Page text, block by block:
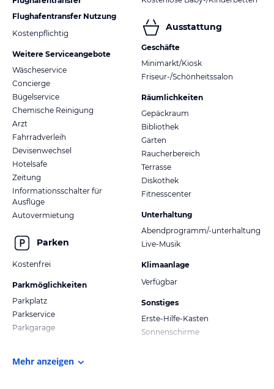
Flughafentransfer Nutzung
Kostenpflichtig
Weitere Serviceangebote
Wäscheservice
Concierge
Bügelservice
Chemische Reinigung
Arzt
Fahrradverleih
Devisenwechsel
Hotelsafe
Zeitung
Informationsschalter für
Ausflüge
Autovermietung
Parken
Kostenfrei
Parkmöglichkeiten
Parkplatz
Parkservice
Parkgarage
Ausstattung
Geschäfte
Minimarkt/Kiosk
Friseur-/Schönheitssalon
Räumlichkeiten
Gepäckraum
Bibliothek
Garten
Raucherbereich
Terrasse
Diskothek
Fitnesscenter
Unterhaltung
Abendprogramm/-unterhaltung
Live-Musik
Klimaanlage
Verfügbar
Sonstiges
Erste-Hilfe-Kasten
Sonnenschirme
Mehr anzeigen